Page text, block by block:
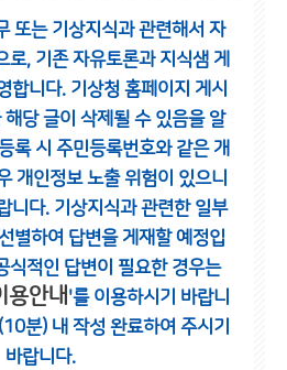
또는 기상지식과 관련해서 자
로, 기존 자유토론과 지식샘 게
합니다. 기상청 홈페이지 게시
당 글이 삭제될 수 있음을 알
록 시 주민등록번호와 같은 개
개인정보 노출 위험이 있으니
니다. 기상지식과 관련한 일부
별하여 답변을 게재할 예정입
식적인 답변이 필요한 경우는
용안내 '를 이용하시기 바랍니
분) 내 작성 완료하여 주시기
바랍니다.